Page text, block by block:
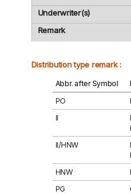
Underwriter(s)
Remark
Distribution type remark :
Abbr. after Symbol
PO
II
II/HNW
HNW
PG